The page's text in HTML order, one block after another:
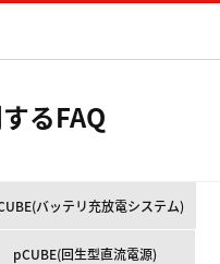
るFAQ
バッテリ充放電システム)
pCUBE(回生型直流電源)